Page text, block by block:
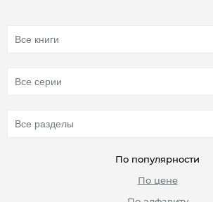
По популярности
По цене